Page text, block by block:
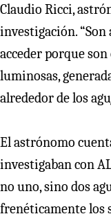
Claudio Ricci,
investigación. “Son
acceder porque
luminosas,
alrededor de los
El astrónomo
investigaban con
no uno, sino dos
frenéticamente los